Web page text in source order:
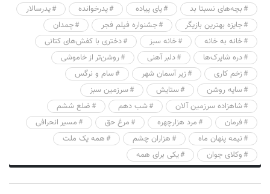
بچه‌های نسبتا بد
پای پیاده پدرخوانده
پدرسالار
جایزه بهترین بازیگر
جشنواره فیلم فجر
چمدان
خانه به خانه
خانه سبز
دختری با کفش‌های کتانی
دره شاپرک‌ها
دلبر آهنی
روشن‌تر از خاموشی
زخم کاری
زیر آسمان شهر
سام و نرگس
سایه روشن
ستایش
سرزمین سبز
شاهزاده سرزمین آلان
شب دهم
ضلع ششم
فرمان
مرد هزارچهره مرغ حق
مسیر انحرافی
نیمه پنهان ماه
هزاران چشم
همه یک ملت
وکلای جوان
یکی برای همه